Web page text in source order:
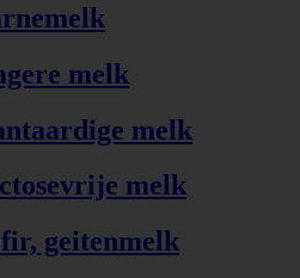
melk
melk
melk
geitenmelk